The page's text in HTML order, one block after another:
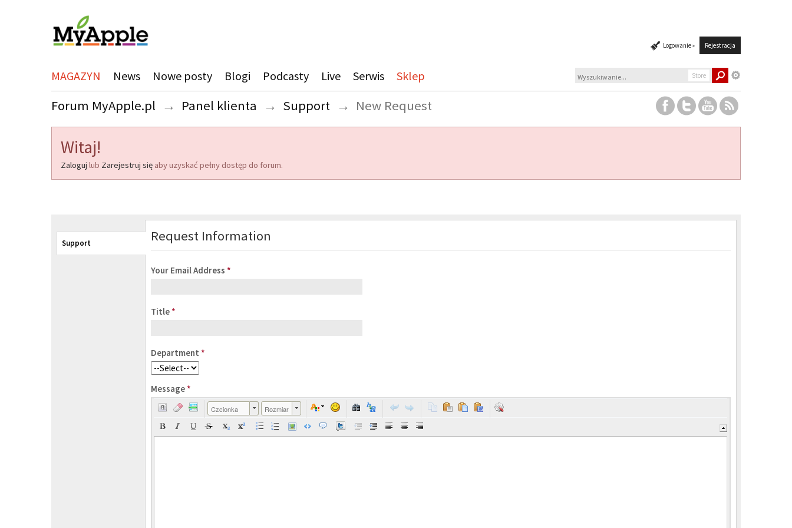
Logowanie » Rejestracja
MAGAZYN News Nowe posty Blogi Podcasty Live Serwis Sklep Store
Forum MyApple.pl → Panel klienta → Support → New Request
Witaj!
Zaloguj lub Zarejestruj się aby uzyskać pełny dostęp do forum.
Support Request Information
Your Email Address *
Title *
Department *
Message *
Czcionka Rozmiar